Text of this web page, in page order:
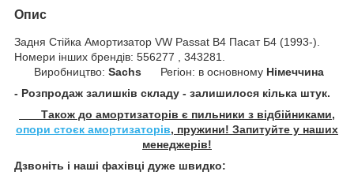
Опис
Задня Стійка Амортизатор VW Passat B4 Пасат Б4 (1993-).
Номери інших брендів: 556277 , 343281.
Виробництво: Sachs Регіон: в основному Німеччина
- Розпродаж залишків складу - залишилося кілька штук.
Також до амортизаторів є пильники з відбійниками,
опори стоєк амортизаторів, пружини! Запитуйте у наших
менеджерів!
Дзвоніть і наші фахівці дуже швидко: